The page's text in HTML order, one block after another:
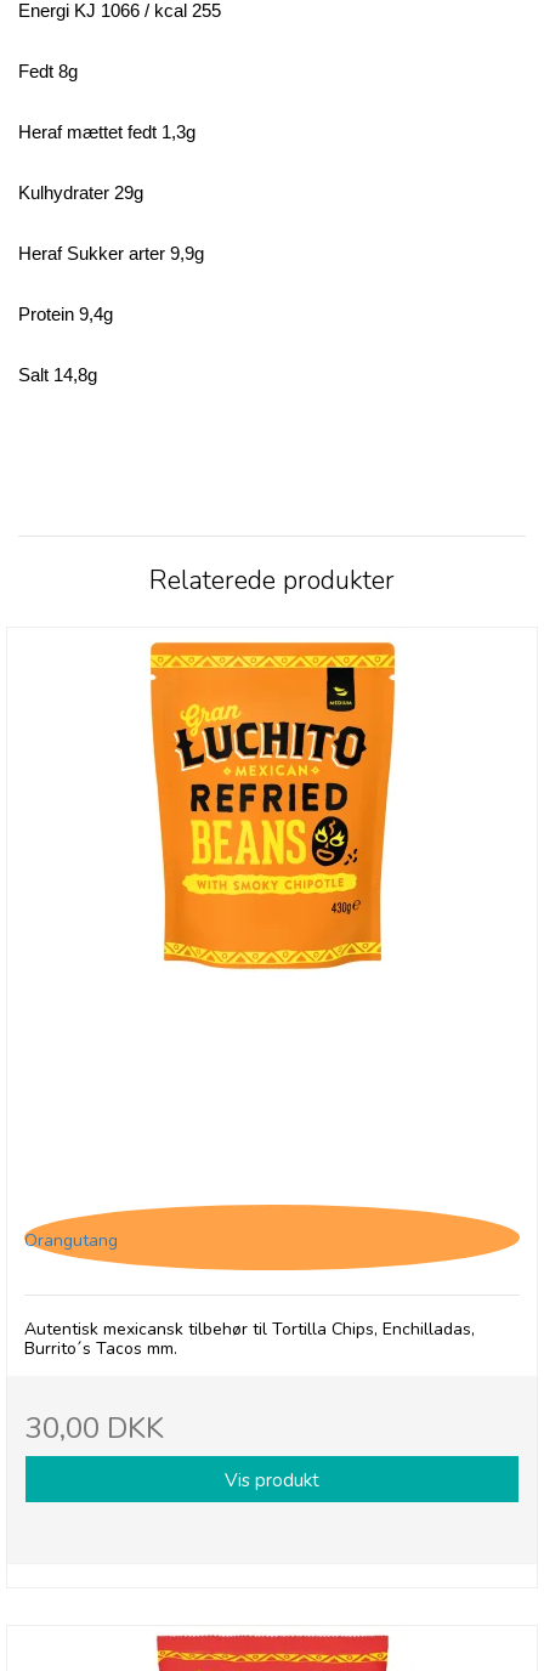
Energi KJ 1066 / kcal 255
Fedt 8g
Heraf mættet fedt 1,3g
Kulhydrater 29g
Heraf Sukker arter 9,9g
Protein 9,4g
Salt 14,8g
Relaterede produkter
Orangutang
Autentisk mexicansk tilbehør til Tortilla Chips, Enchilladas,
Burrito´s Tacos mm.
30,00 DKK
Vis produkt